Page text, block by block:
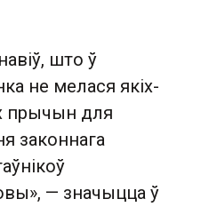
што ў
не мелася якіх-
прычын для
законнага
— значыцца ў